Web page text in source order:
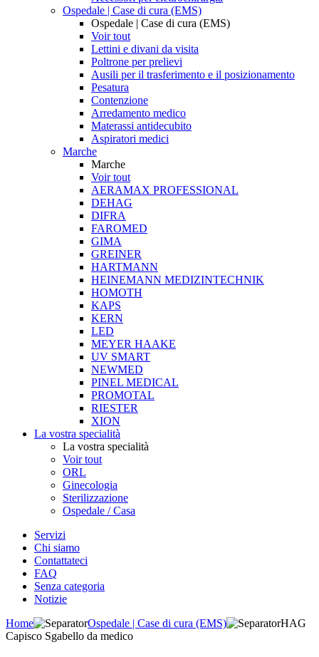
Ospedale | Case di cura (EMS)
Ospedale | Case di cura (EMS)
Voir tout
Lettini e divani da visita
Poltrone per prelievi
Ausili per il trasferimento e il posizionamento
Pesatura
Contenzione
Arredamento medico
Materassi antidecubito
Aspiratori medici
Marche
Marche
Voir tout
AERAMAX PROFESSIONAL
DEHAG
DIFRA
FAROMED
GIMA
GREINER
HARTMANN
HEINEMANN MEDIZINTECHNIK
HOMOTH
KAPS
KERN
LED
MEYER HAAKE
UV SMART
NEWMED
PINEL MEDICAL
PROMOTAL
RIESTER
XION
La vostra specialità
La vostra specialità
Voir tout
ORL
Ginecologia
Sterilizzazione
Ospedale / Casa
Servizi
Chi siamo
Contattateci
FAQ
Senza categoria
Notizie
Home
Ospedale | Case di cura (EMS)
HAG
Capisco Sgabello da medico